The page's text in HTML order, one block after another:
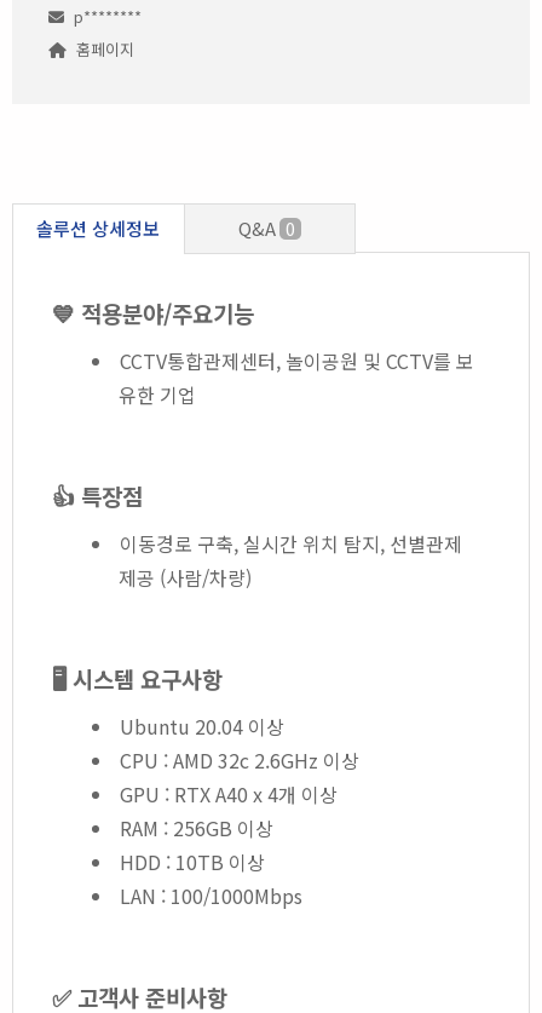
p********
홈페이지
솔루션 상세정보 Q&A 0
💙 적용분야/주요기능
CCTV통합관제센터, 놀이공원 및 CCTV를 보
유한 기업
👍 특장점
이동경로 구축, 실시간 위치 탐지, 선별관제
제공 (사람/차량)
🖥️ 시스템 요구사항
Ubuntu 20.04 이상
CPU : AMD 32c 2.6GHz 이상
GPU : RTX A40 x 4개 이상
RAM : 256GB 이상
HDD : 10TB 이상
LAN : 100/1000Mbps
✅ 고객사 준비사항